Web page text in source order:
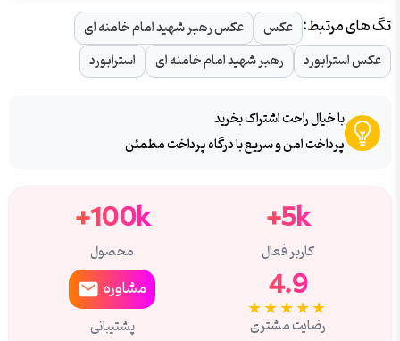
تگ های مرتبط: عکس
عکس رهبر شهید امام خامنه ای
عکس استرابورد
رهبر شهید امام خامنه ای استرابورد
با خیال راحت اشتراک بخرید
پرداخت امن و سریع با درگاه پرداخت مطمئن
5k+
کاربر فعال
100k+
محصول
4.9
★★★★★
رضایت مشتری
مشاوره
پشتیبانی